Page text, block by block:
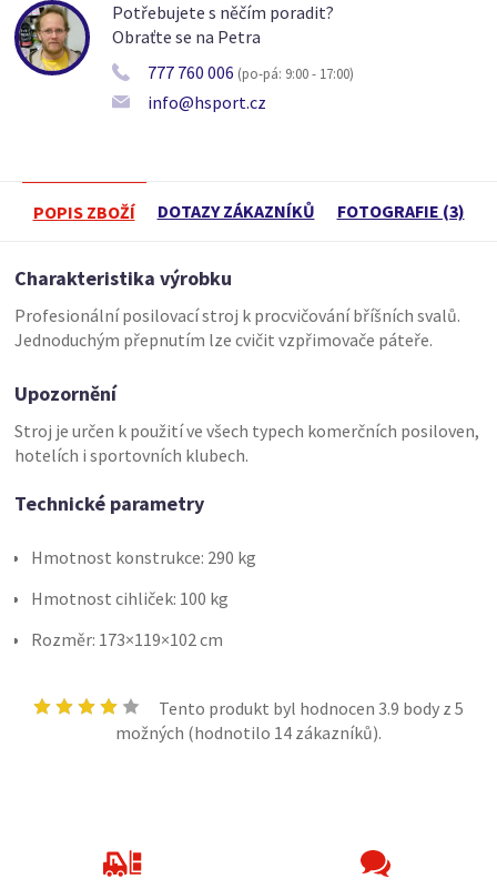
Potřebujete s něčím poradit?
Obraťte se na Petra
777 760 006 (po-pá: 9:00 - 17:00)
info@hsport.cz
POPIS ZBOŽÍ DOTAZY ZÁKAZNÍKŮ FOTOGRAFIE (3)
Charakteristika výrobku
Profesionální posilovací stroj k procvičování bříšních svalů.
Jednoduchým přepnutím lze cvičit vzpřimovače páteře.
Upozornění
Stroj je určen k použití ve všech typech komerčních posiloven,
hotelích i sportovních klubech.
Technické parametry
Hmotnost konstrukce: 290 kg
Hmotnost cihliček: 100 kg
Rozměr: 173×119×102 cm
Tento produkt byl hodnocen 3.9 body z 5
možných (hodnotilo 14zákazníků).